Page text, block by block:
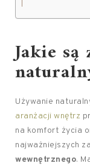
Jakie
Używanie
aranżacji wnętrz
na komfort życia
najważniejszych
wewnętrznego.